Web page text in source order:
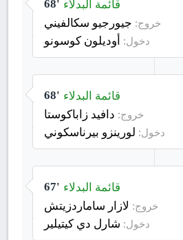
68' قائمة البدلاء
خروج: جيورجيو سكالفيني
دخول: أوديلون كوسونو
68' قائمة البدلاء
خروج: دافيد زاباكوستا
دخول: لورينزو بيرناسكوني
67' قائمة البدلاء
خروج: لازار ساماردزيتش
دخول: شارل دي كيتيلير